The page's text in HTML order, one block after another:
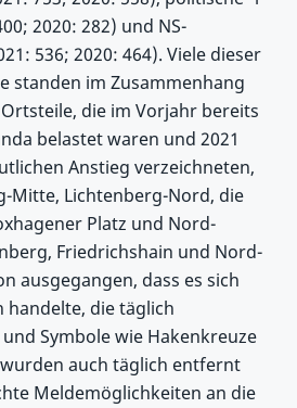
2020: 282) und NS-
536; 2020: 464). Viele dieser
standen im Zusammenhang
die im Vorjahr bereits
belastet waren und 2021
Anstieg verzeichneten,
Mitte, Lichtenberg-Nord, die
Platz und Nord-
Friedrichshain und Nord-
ausgegangen, dass es sich
handelte, die täglich
Symbole wie Hakenkreuze
auch täglich entfernt
Meldemöglichkeiten an die